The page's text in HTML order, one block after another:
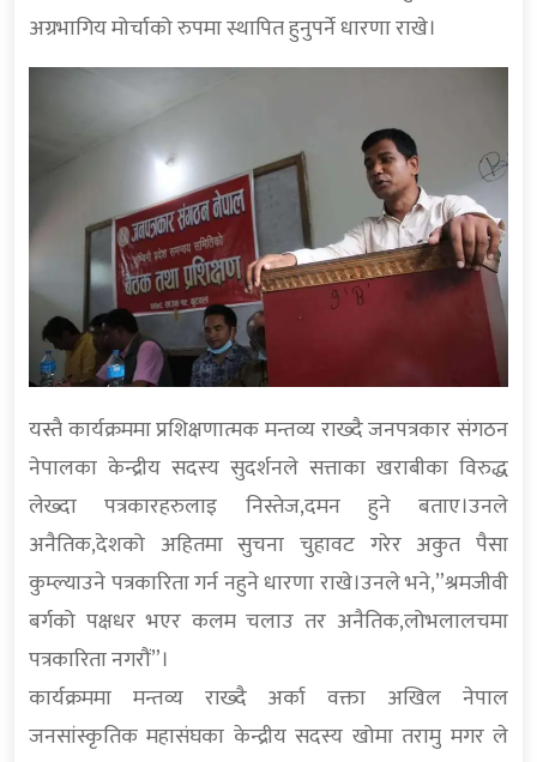
अग्रभागिय मोर्चाको रुपमा स्थापित हुनुपर्ने धारणा राखे।
यस्तै कार्यक्रममा प्रशिक्षणात्मक मन्तव्य राख्दै जनपत्रकार संगठन
नेपालका केन्द्रीय सदस्य सुदर्शनले सत्ताका खराबीका विरुद्ध
लेख्दा पत्रकारहरुलाइ निस्तेज,दमन हुने बताए।उनले
अनैतिक,देशको अहितमा सुचना चुहावट गरेर अकुत पैसा
कुम्ल्याउने पत्रकारिता गर्न नहुने धारणा राखे।उनले भने,”श्रमजीवी
बर्गको पक्षधर भएर कलम चलाउ तर अनैतिक,लोभलालचमा
पत्रकारिता नगरौं”।
कार्यक्रममा मन्तव्य राख्दै अर्का वक्ता अखिल नेपाल
जनसांस्कृतिक महासंघका केन्द्रीय सदस्य खोमा तरामु मगर ले